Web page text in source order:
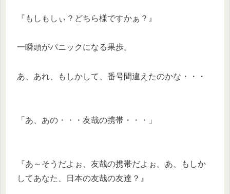
『もしもしぃ？どちら様ですかぁ？』
一瞬頭がパニックになる果歩。
あ、あれ、もしかして、番号間違えたのかな・・・
「あ、あの・・・友哉の携帯・・・」
『あ～そうだよぉ、友哉の携帯だよぉ。あ、もしか
してあなた、日本の友哉の友達？』